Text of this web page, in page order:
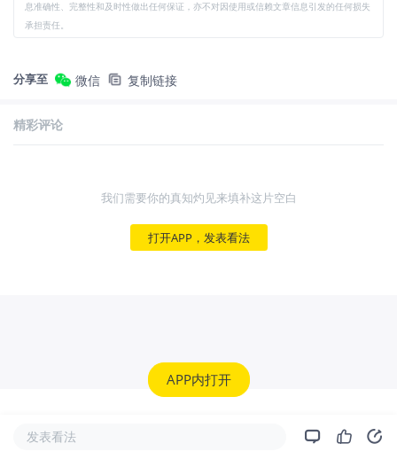
息准确性、完整性和及时性做出任何保证，亦不对因使用或信赖文章信息引发的任何损失
承担责任。
分享至 微信 复制链接
精彩评论
我们需要你的真知灼见来填补这片空白
打开APP，发表看法
APP内打开
发表看法